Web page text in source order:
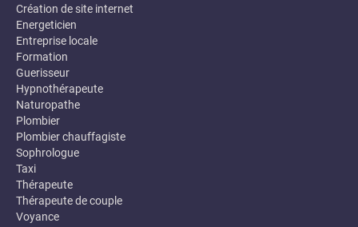
Création de site internet
Energeticien
Entreprise locale
Formation
Guerisseur
Hypnothérapeute
Naturopathe
Plombier
Plombier chauffagiste
Sophrologue
Taxi
Thérapeute
Thérapeute de couple
Voyance